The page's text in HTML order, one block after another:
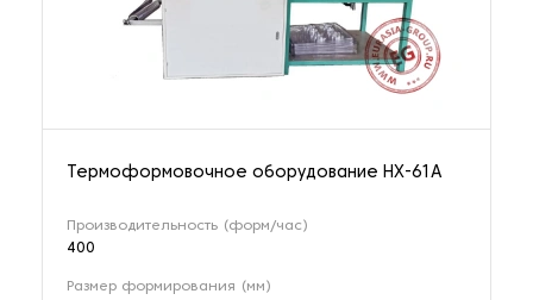
Термоформовочное оборудование HX-61A
Производительность (форм/час)
400
Размер формирования (мм)